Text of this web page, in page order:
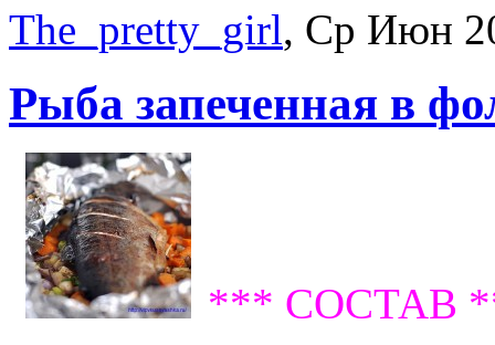
The_pretty_girl, Ср Июн
Рыба запеченная в
*** СОСТАВ